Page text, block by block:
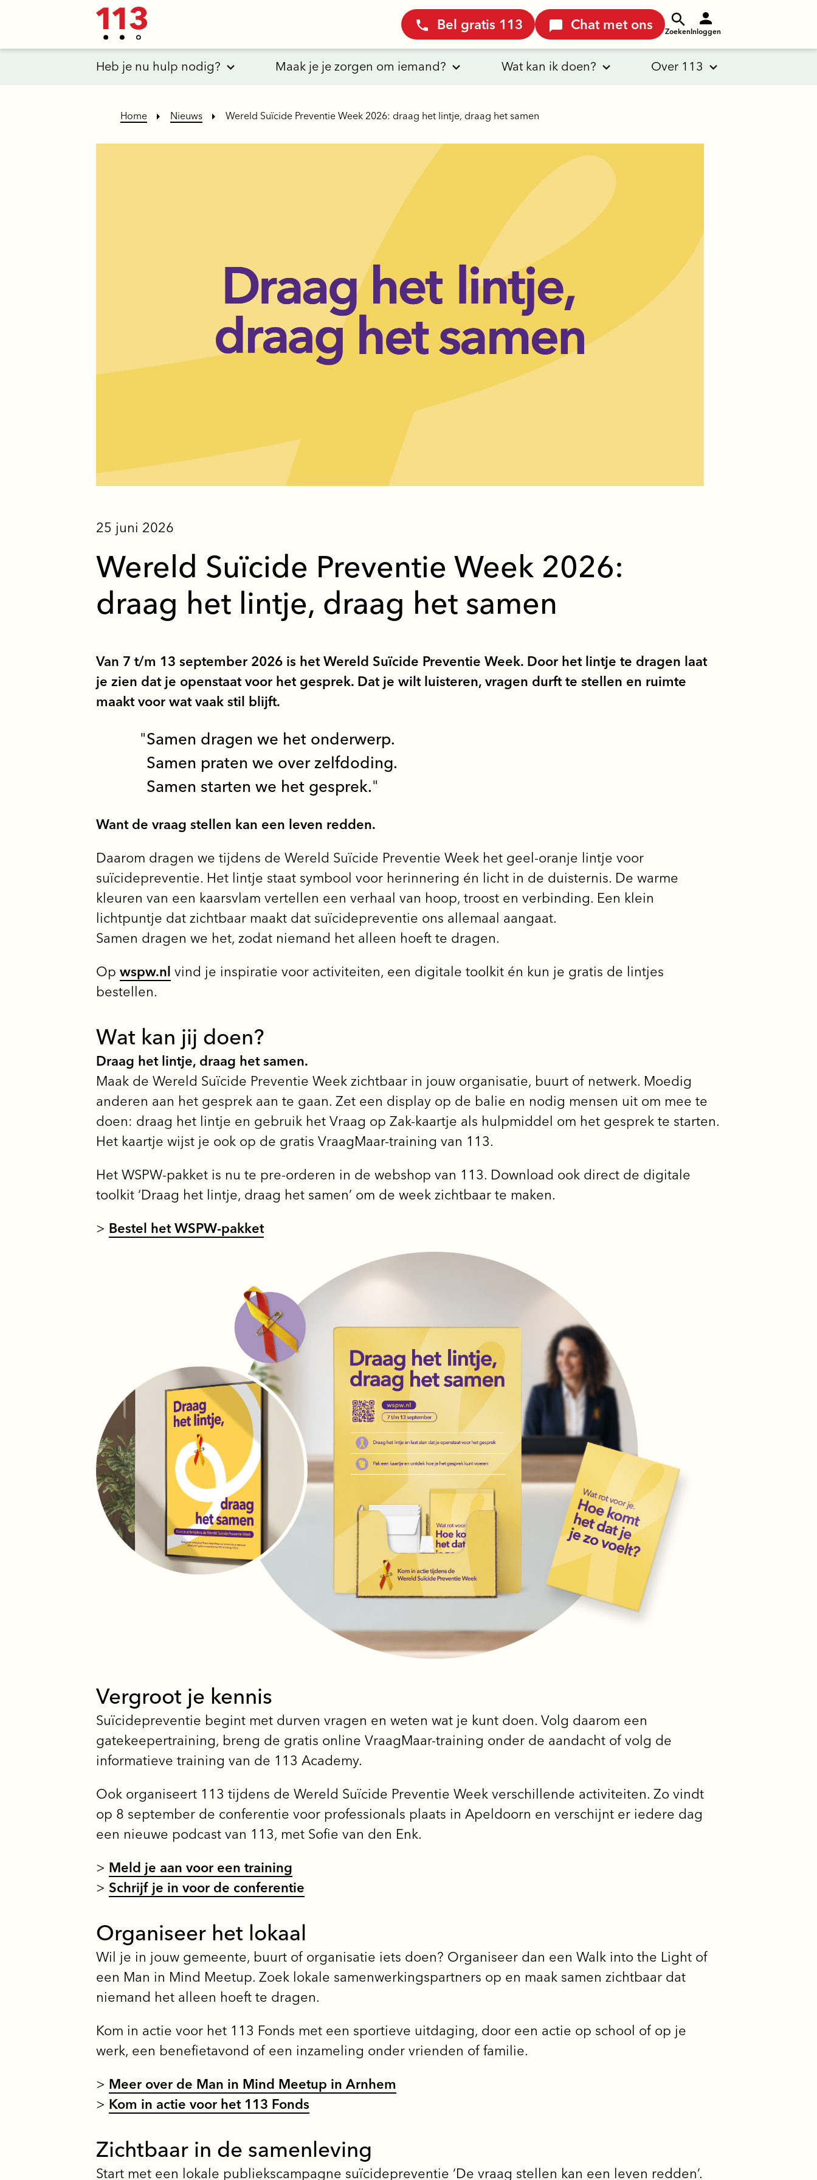
Bel gratis 113 Chat met ons ZoekenInloggen
Heb je nu hulp nodig? Maak je je zorgen om iemand? Wat kan ik doen? Over 113
Home Nieuws Wereld Suïcide Preventie Week 2026: draag het lintje, draag het samen
25 juni 2026
Wereld Suïcide Preventie Week 2026:
draag het lintje, draag het samen
Van 7 t/m 13 september 2026 is het Wereld Suïcide Preventie Week. Door het lintje te dragen laat
je zien dat je openstaat voor het gesprek. Dat je wilt luisteren, vragen durft te stellen en ruimte
maakt voor wat vaak stil blijft.
Samen dragen we het onderwerp.
Samen praten we over zelfdoding.
Samen starten we het gesprek.
Want de vraag stellen kan een leven redden.
Daarom dragen we tijdens de Wereld Suïcide Preventie Week het geel-oranje lintje voor
suïcidepreventie. Het lintje staat symbool voor herinnering én licht in de duisternis. De warme
kleuren van een kaarsvlam vertellen een verhaal van hoop, troost en verbinding. Een klein
lichtpuntje dat zichtbaar maakt dat suïcidepreventie ons allemaal aangaat.
Samen dragen we het, zodat niemand het alleen hoeft te dragen.
Op wspw.nl vind je inspiratie voor activiteiten, een digitale toolkit én kun je gratis de lintjes
bestellen.
Wat kan jij doen?
Draag het lintje, draag het samen.
Maak de Wereld Suïcide Preventie Week zichtbaar in jouw organisatie, buurt of netwerk. Moedig
anderen aan het gesprek aan te gaan. Zet een display op de balie en nodig mensen uit om mee te
doen: draag het lintje en gebruik het Vraag op Zak-kaartje als hulpmiddel om het gesprek te starten.
Het kaartje wijst je ook op de gratis VraagMaar-training van 113.
Het WSPW-pakket is nu te pre-orderen in de webshop van 113. Download ook direct de digitale
toolkit ‘Draag het lintje, draag het samen’ om de week zichtbaar te maken.
> Bestel het WSPW-pakket
Vergroot je kennis
Suïcidepreventie begint met durven vragen en weten wat je kunt doen. Volg daarom een
gatekeepertraining, breng de gratis online VraagMaar-training onder de aandacht of volg de
informatieve training van de 113 Academy.
Ook organiseert 113 tijdens de Wereld Suïcide Preventie Week verschillende activiteiten. Zo vindt
op 8 september de conferentie voor professionals plaats in Apeldoorn en verschijnt er iedere dag
een nieuwe podcast van 113, met Sofie van den Enk.
> Meld je aan voor een training
> Schrijf je in voor de conferentie
Organiseer het lokaal
Wil je in jouw gemeente, buurt of organisatie iets doen? Organiseer dan een Walk into the Light of
een Man in Mind Meetup. Zoek lokale samenwerkingspartners op en maak samen zichtbaar dat
niemand het alleen hoeft te dragen.
Kom in actie voor het 113 Fonds met een sportieve uitdaging, door een actie op school of op je
werk, een benefietavond of een inzameling onder vrienden of familie.
> Meer over de Man in Mind Meetup in Arnhem
> Kom in actie voor het 113 Fonds
Zichtbaar in de samenleving
Start met een lokale publiekscampagne suïcidepreventie ‘De vraag stellen kan een leven redden’.